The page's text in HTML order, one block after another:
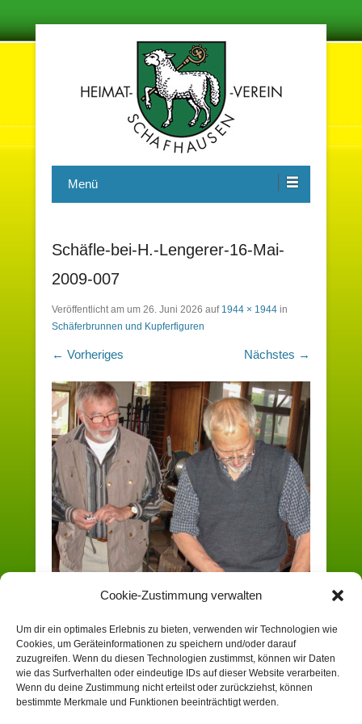
Cookie-Zustimmung verwalten
Um dir ein optimales Erlebnis zu bieten, verwenden wir Technologien wie
Cookies, um Geräteinformationen zu speichern und/oder darauf
zuzugreifen. Wenn du diesen Technologien zustimmst, können wir Daten
wie das Surfverhalten oder eindeutige IDs auf dieser Website verarbeiten.
Wenn du deine Zustimmung nicht erteilst oder zurückziehst, können
bestimmte Merkmale und Funktionen beeinträchtigt werden.
Heimatverein Schafhausen e.V.
Menü
Schäfle-bei-H.-Lengerer-16-Mai-
2009-007
Veröffentlicht am um 26. Juni 2026 auf 1944 × 1944 in
Schäferbrunnen und Kupferfiguren
← Vorheriges Nächstes →
Sowohl Kommentare als auch Trackbacks sind derzeit
geschlossen.